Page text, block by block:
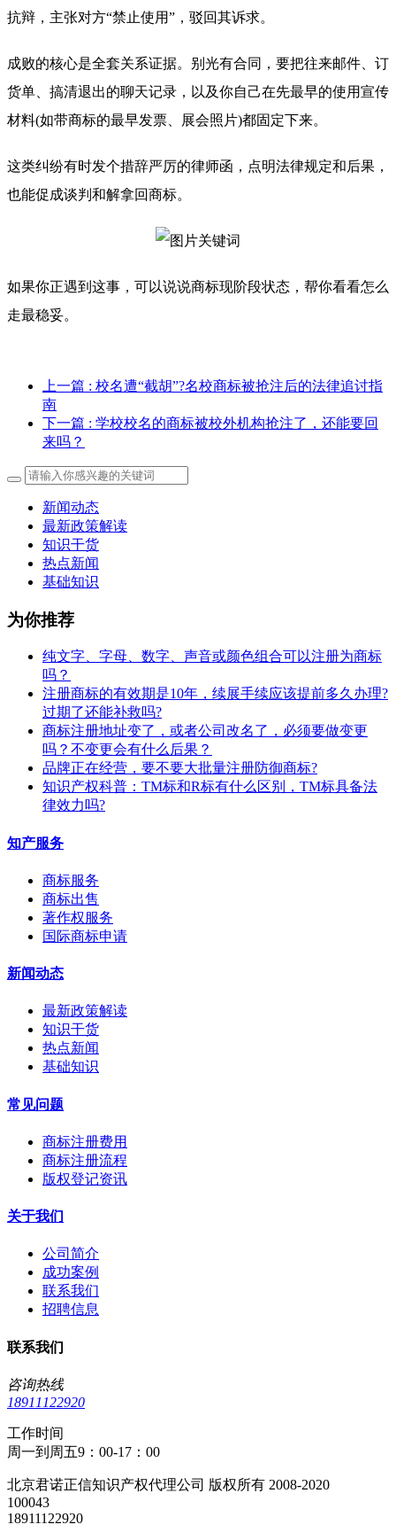
抗辩，主张对方“禁止使用”，驳回其诉求。
成败的核心是全套关系证据。别光有合同，要把往来邮件、订
货单、搞清退出的聊天记录，以及你自己在先最早的使用宣传
材料(如带商标的最早发票、展会照片)都固定下来。
这类纠纷有时发个措辞严厉的律师函，点明法律规定和后果，
也能促成谈判和解拿回商标。
如果你正遇到这事，可以说说商标现阶段状态，帮你看看怎么
走最稳妥。
上一篇 : 校名遭“截胡”?名校商标被抢注后的法律追讨指
南
下一篇 : 学校校名的商标被校外机构抢注了，还能要回
来吗？
新闻动态
最新政策解读
知识干货
热点新闻
基础知识
为你推荐
纯文字、字母、数字、声音或颜色组合可以注册为商标
吗？
注册商标的有效期是10年，续展手续应该提前多久办理?
过期了还能补救吗?
商标注册地址变了，或者公司改名了，必须要做变更
吗？不变更会有什么后果？
​品牌正在经营，要不要大批量注册防御商标?
知识产权科普：TM标和R标有什么区别，TM标具备法
律效力吗?
知产服务
商标服务
商标出售
著作权服务
国际商标申请
新闻动态
最新政策解读
知识干货
热点新闻
基础知识
常见问题
商标注册费用
商标注册流程
版权登记资讯
关于我们
公司简介
成功案例
联系我们
招聘信息
联系我们
咨询热线
18911122920
工作时间
周一到周五9：00-17：00
北京君诺正信知识产权代理公司 版权所有 2008-2020
100043
18911122920